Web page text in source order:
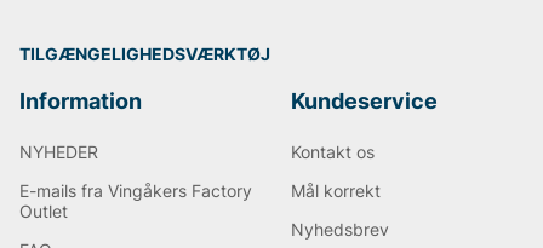
TILGÆNGELIGHEDSVÆRKTØJ
Information
NYHEDER
E-mails fra Vingåkers Factory
Outlet
Kundeservice
Kontakt os
Mål korrekt
Nyhedsbrev